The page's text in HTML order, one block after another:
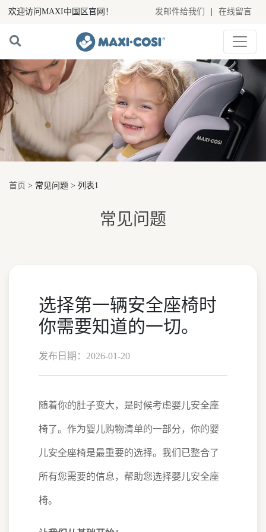
欢迎访问MAXI中国区官网！ 发邮件给我们 在线留言
首页 > 常见问题 > 列表1
常见问题
选择第一辆安全座椅时
你需要知道的一切。
发布日期：2026-01-20
随着你的肚子变大，是时候考虑婴儿安全座
椅了。作为婴儿购物清单的一部分，你的婴
儿安全座椅是最重要的选择。我们已整合了
所有您需要的信息，帮助您选择婴儿安全座
椅。